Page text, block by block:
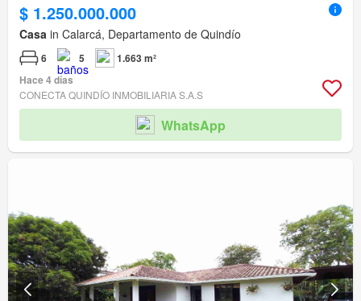
$ 1.250.000.000
Casa in Calarcá, Departamento de Quindío
6 5
1.663 m²
Hace 4 días
CONECTA QUINDÍO INMOBILIARIA S.A.S
WhatsApp